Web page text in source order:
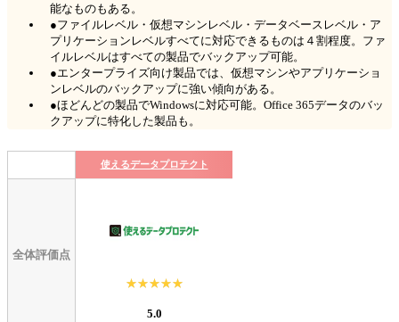
能なものもある。
●ファイルレベル・仮想マシンレベル・データベースレベル・ア
プリケーションレベルすべてに対応できるものは４割程度。ファ
イルレベルはすべての製品でバックアップ可能。
●エンタープライズ向け製品では、仮想マシンやアプリケーショ
ンレベルのバックアップに強い傾向がある。
●ほどんどの製品でWindowsに対応可能。Office 365データのバッ
クアップに特化した製品も。
使えるデータプロテクト
全体評価点
☆☆☆☆☆
★★★★★
5.0